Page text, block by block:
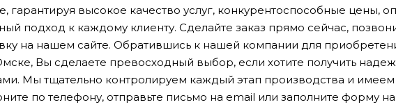
гарантируя высокое качество услуг, конкурентоспособные цены,
подход к каждому клиенту. Сделайте заказ прямо сейчас,
на нашем сайте. Обратившись к нашей компании для
Вы сделаете превосходный выбор, если хотите получить
Мы тщательно контролируем каждый этап производства и
по телефону, отправьте письмо на email или заполните форму